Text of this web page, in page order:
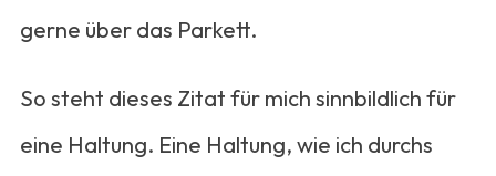
gerne über das Parkett.
So steht dieses Zitat für mich sinnbildlich für
eine Haltung. Eine Haltung, wie ich durchs